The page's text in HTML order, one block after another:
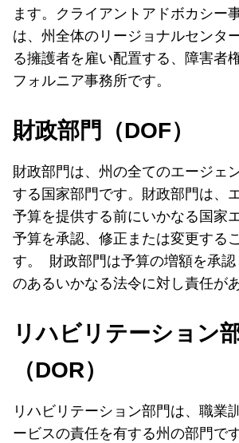
ます。クライアントアドボカシー
は、州全体のリージョナルセンタ
る擁護者を雇い配置する、障害者
フォルニア事務所です。
財政部門（DOF）
財政部門は、州の全てのエージェ
する国家部門です。財政部門は、
予算を提供する前にいかなる国家
予算を承認、修正または変更する
す。 財政部門は予算の増額を承
のあるいかなる法令に対し責任が
リハビリテーション
（DOR）
リハビリテーション部門は、職業
ービスの責任を有する州の部門で